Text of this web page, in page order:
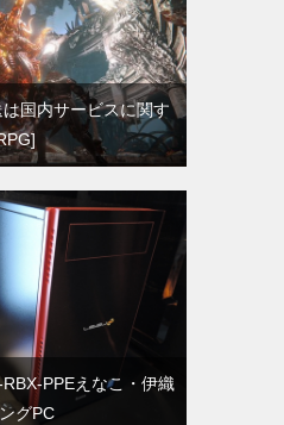
国内サービスに関す
PPEえなこ・伊織
グPC